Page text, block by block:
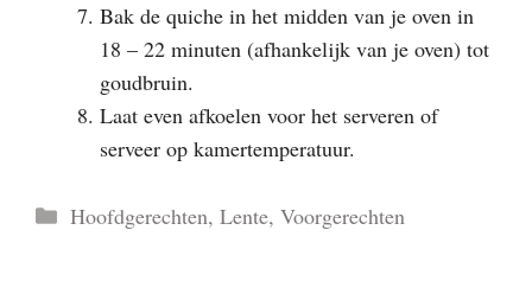
Bak de quiche in het midden van je oven in
18 – 22 minuten (afhankelijk van je oven) tot
goudbruin.
Laat even afkoelen voor het serveren of
serveer op kamertemperatuur.
Categorieën
Hoofdgerechten, Lente, Voorgerechten